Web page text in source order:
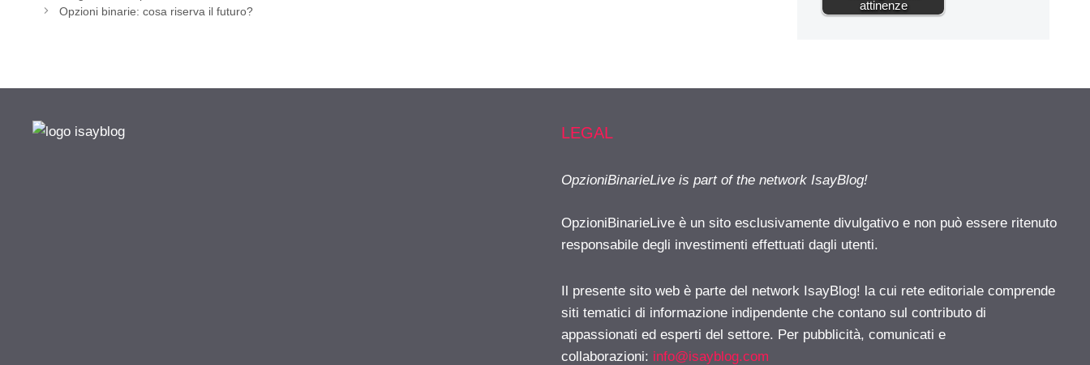
Opzioni binarie: cosa riserva il futuro?
attinenze
LEGAL
OpzioniBinarieLive is part of the network IsayBlog!
OpzioniBinarieLive è un sito esclusivamente divulgativo e non può essere ritenuto
responsabile degli investimenti effettuati dagli utenti.
Il presente sito web è parte del network IsayBlog! la cui rete editoriale comprende
siti tematici di informazione indipendente che contano sul contributo di
appassionati ed esperti del settore. Per pubblicità, comunicati e
collaborazioni: info@isayblog.com